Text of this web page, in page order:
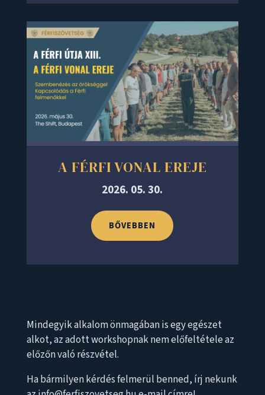
A FÉRFI VONAL EREJE
2026. 05. 30.
BŐVEBBEN
Mindegyik alkalom önmagában is egy egészet
alkot, az adott workshopnak nem előfeltétele az
előzőn való részvétel.
Ha bármilyen kérdés felmerül benned, írj nekunk